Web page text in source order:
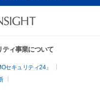
ティ事業について
セキュリティ24」